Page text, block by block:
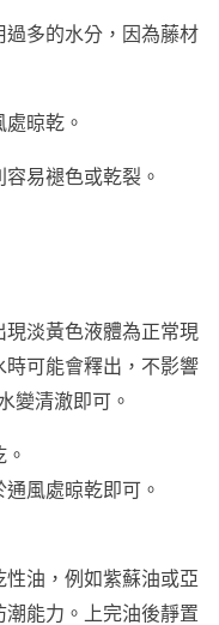
多的水分，因為藤材
晾乾。
易褪色或乾裂。
淡黃色液體為正常現
可能會釋出，不影響
變清澈即可。
風處晾乾即可。
油，例如紫蘇油或亞
能力。上完油後靜置